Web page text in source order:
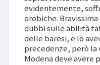
evidentemente,
orobiche.
dubbi sulle abilità
delle baresi, e lo
precedenze, però
Modena deve avere